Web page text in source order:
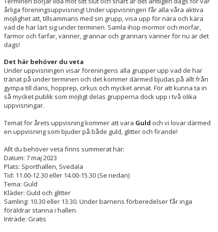
KALENDER
FÖRENINGEN
AVGIFTER OCH LICENSER
VÅRA LEDARE
WEBBSHOP
årliga föreningsuppvisning! Under uppvisningen får alla våra aktiva
möjlighet att, tillsammans med sin grupp, visa upp för nära och kära
vad de har lärt sig under terminen. Samla ihop mormor och morfar,
farmor och farfar, vänner, grannar och grannars vänner för nu är det
dags!
Det här behöver du veta
Under uppvisningen visar föreningens alla grupper upp vad de har
tränat på under terminen och det kommer därmed bjudas på allt från
gympa till dans, hopprep, cirkus och mycket annat. För att kunna ta in
så mycket publik som möjligt delas grupperna dock upp i två olika
uppvisningar.
Temat för årets uppvisning kommer att vara Guld och vi lovar därmed
en uppvisning som bjuder på både guld, glitter och firande!
Allt du behöver veta finns summerat här:
Datum: 7 maj 2023
Plats: Sporthallen, Svedala
Tid: 11.00-12.30 eller 14.00-15.30 (Se nedan)
Tema: Guld
Kläder: Guld och glitter
Samling: 10.30 eller 13.30. Under barnens förberedelser får inga
föräldrar stanna i hallen.
Inträde: Gratis